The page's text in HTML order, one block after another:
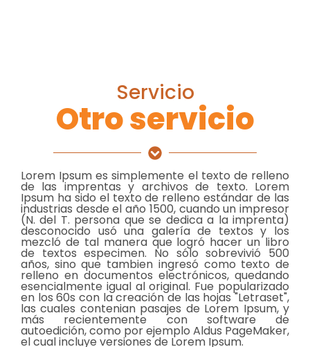
Servicio
Otro servicio
Lorem Ipsum es simplemente el texto de relleno
de las imprentas y archivos de texto. Lorem
Ipsum ha sido el texto de relleno estándar de las
industrias desde el año 1500, cuando un impresor
(N. del T. persona que se dedica a la imprenta)
desconocido usó una galería de textos y los
mezcló de tal manera que logró hacer un libro
de textos especimen. No sólo sobrevivió 500
años, sino que tambien ingresó como texto de
relleno en documentos electrónicos, quedando
esencialmente igual al original. Fue popularizado
en los 60s con la creación de las hojas "Letraset",
las cuales contenian pasajes de Lorem Ipsum, y
más recientemente con software de
autoedición, como por ejemplo Aldus PageMaker,
el cual incluye versiones de Lorem Ipsum.